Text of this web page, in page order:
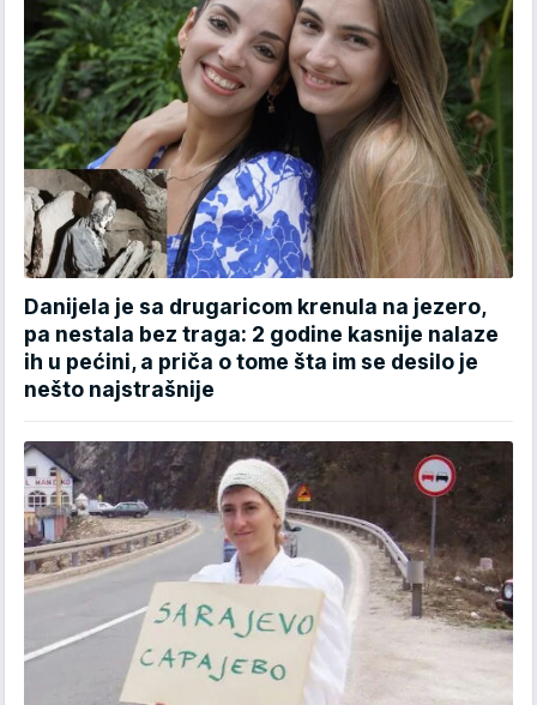
Danijela je sa drugaricom krenula na jezero,
pa nestala bez traga: 2 godine kasnije nalaze
ih u pećini, a priča o tome šta im se desilo je
nešto najstrašnije